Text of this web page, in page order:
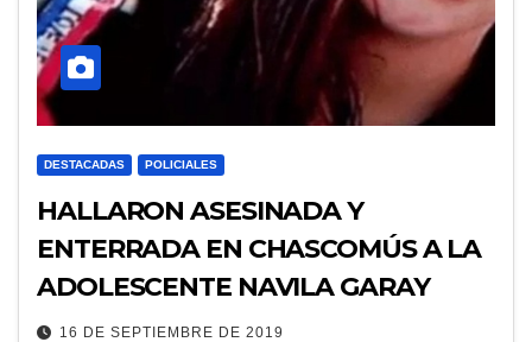
DESTACADAS POLICIALES
HALLARON ASESINADA Y
ENTERRADA EN CHASCOMÚS A LA
ADOLESCENTE NAVILA GARAY
16 DE SEPTIEMBRE DE 2019